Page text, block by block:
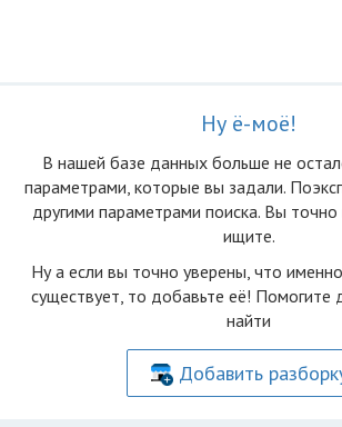
Ну ё-моё!
В нашей базе данных больше не
параметрами, которые вы задали.
другими параметрами поиска. Вы
ищите.
Ну а если вы точно уверены, что
существует, то добавьте её! Помогите
найти
Добавить